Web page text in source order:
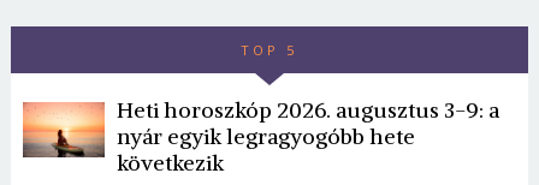
TOP 5
Heti horoszkóp 2026. augusztus 3-9: a
nyár egyik legragyogóbb hete
következik